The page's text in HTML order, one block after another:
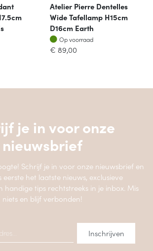
Atelier Pierre Dentelles
Wide Tafellamp H15cm
D16cm Earth
Op voorraad
Op voorraad
€ 89,00
je in voor onze
nieuwsbrief
Schrijf je in voor onze nieuwsbrief en
het laatste nieuws, exclusieve
handige tips rechtstreeks in je inbox. Mis
niets en blijf verbonden!